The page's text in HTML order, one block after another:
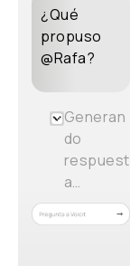
¿Qué
propuso
@Rafa?
Generan
do
respuest
a…